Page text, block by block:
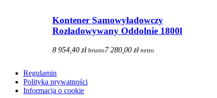
Kontener Samowyładowczy
Rozładowywany Oddolnie 1800l
8 954,40 zł brutto7 280,00 zł netto
Regulamin
Polityka prywatności
Informacja o cookie